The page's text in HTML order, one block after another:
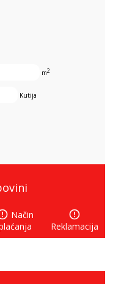
m2
Kutija
Način
error_outline
Reklamacija